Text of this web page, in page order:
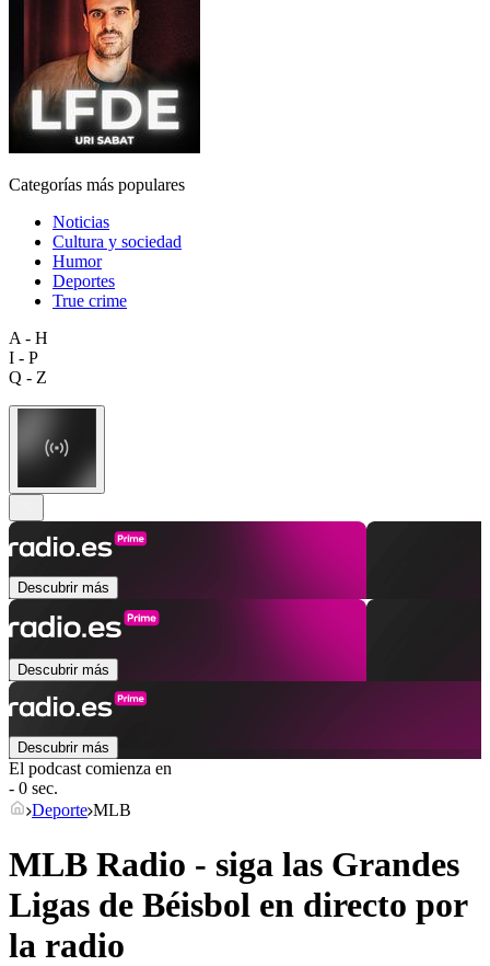
Categorías más populares
Noticias
Cultura y sociedad
Humor
Deportes
True crime
A - H
I - P
Q - Z
Descubrir más
Descubrir más
Descubrir más
El podcast comienza en
- 0 sec.
Deporte MLB
MLB Radio - siga las Grandes
Ligas de Béisbol en directo por
la radio